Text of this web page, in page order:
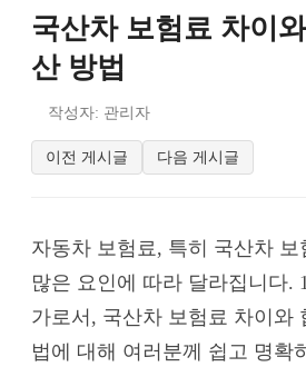
국산차 보험료 차이
산 방법
작성자: 관리자
이전 게시글 다음 게시글
자동차 보험료, 특히 국산차
많은 요인에 따라 달라집니다.
가로서, 국산차 보험료 차이와
법에 대해 여러분께 쉽고 명확